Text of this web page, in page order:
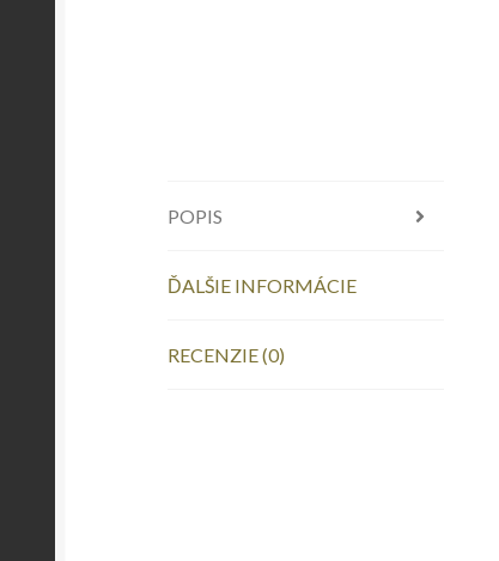
POPIS
ĎALŠIE INFORMÁCIE
RECENZIE (0)